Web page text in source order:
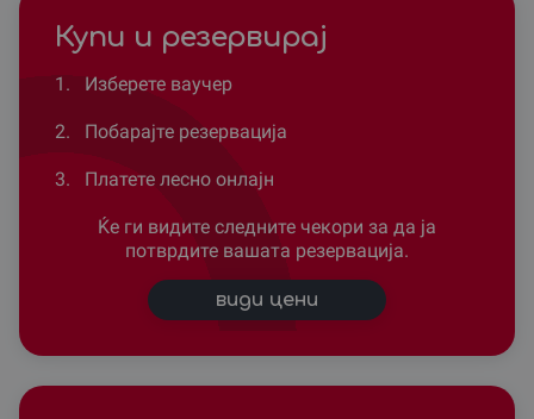
Купи и резервирај
1. Изберете ваучер
2. Побарајте резервација
3. Платете лесно онлајн
Ќе ги видите следните чекори за да ја
потврдите вашата резервација.
види цени